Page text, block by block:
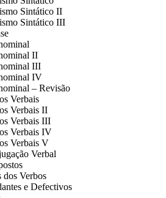
Sintático II
Sintático III
II
III
IV
– Revisão
Verbais
Verbais II
Verbais III
Verbais IV
Verbais V
Verbal
dos Verbos
e Defectivos